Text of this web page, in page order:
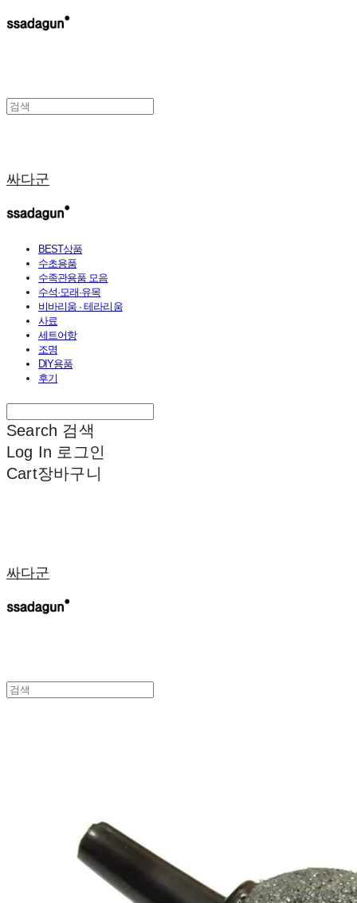
싸다군
BEST상품
수초용품
수족관용품 모음
수석·모래·유목
비바리움 · 테라리움
사료
세트어항
조명
DIY용품
후기
Search 검색
Log In 로그인
Cart장바구니
싸다군